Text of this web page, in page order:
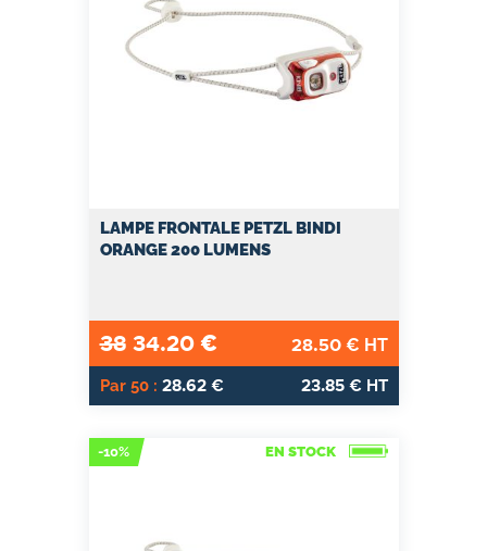
LAMPE FRONTALE PETZL BINDI
ORANGE 200 LUMENS
3834.20€ 28.50€ HT
Par 50 : 28.62€ 23.85€ HT
-10% EN STOCK